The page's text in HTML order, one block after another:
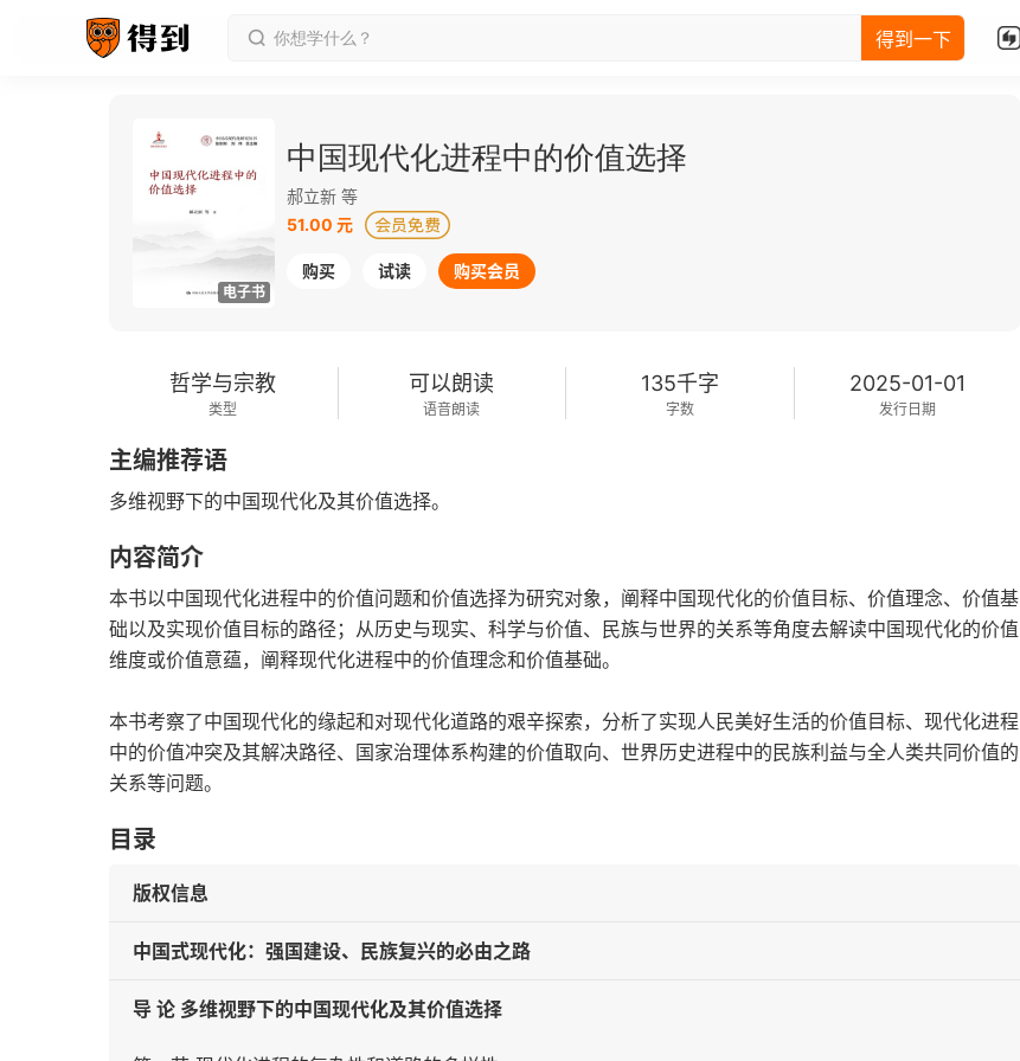
得到一下
电子书
中国现代化进程中的价值选择
郝立新 等
51.00 元
购买 试读 购买会员
哲学与宗教
类型
可以朗读
语音朗读
135千字
字数
2025-01-01
发行日期
主编推荐语
多维视野下的中国现代化及其价值选择。
内容简介
本书以中国现代化进程中的价值问题和价值选择为研究对象，阐释中国现代化的价值目标、价值理念、价值基
础以及实现价值目标的路径；从历史与现实、科学与价值、民族与世界的关系等角度去解读中国现代化的价值
维度或价值意蕴，阐释现代化进程中的价值理念和价值基础。
本书考察了中国现代化的缘起和对现代化道路的艰辛探索，分析了实现人民美好生活的价值目标、现代化进程
中的价值冲突及其解决路径、国家治理体系构建的价值取向、世界历史进程中的民族利益与全人类共同价值的
关系等问题。
目录
版权信息
中国式现代化：强国建设、民族复兴的必由之路
导 论 多维视野下的中国现代化及其价值选择